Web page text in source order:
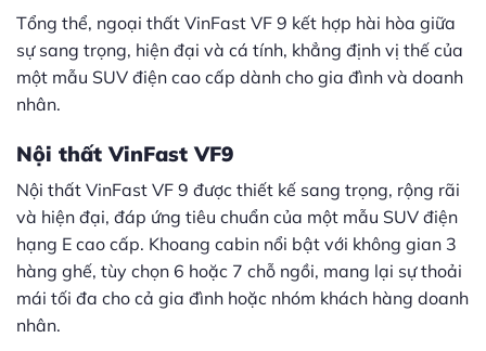
Tổng thể, ngoại thất VinFast VF 9 kết hợp hài hòa giữa
sự sang trọng, hiện đại và cá tính, khẳng định vị thế của
một mẫu SUV điện cao cấp dành cho gia đình và doanh
nhân.
Nội thất VinFast VF9
Nội thất VinFast VF 9 được thiết kế sang trọng, rộng rãi
và hiện đại, đáp ứng tiêu chuẩn của một mẫu SUV điện
hạng E cao cấp. Khoang cabin nổi bật với không gian 3
hàng ghế, tùy chọn 6 hoặc 7 chỗ ngồi, mang lại sự thoải
mái tối đa cho cả gia đình hoặc nhóm khách hàng doanh
nhân.